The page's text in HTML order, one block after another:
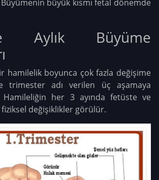
büyük kısmı fetal dönemde
Aylık Büyüme
hamilelik boyunca çok fazla değişime
trimester adı verilen üç aşamaya
Hamileliğin her 3 ayında fetüste ve
değişiklikler görülür.